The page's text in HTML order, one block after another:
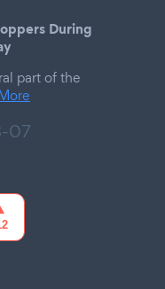
During
part of the
07